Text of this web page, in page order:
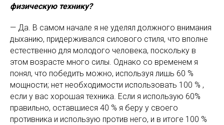
физическую технику?
— Да. В самом начале я не уделял должного внимания
дыханию, придерживался силового стиля, что вполне
естественно для молодого человека, поскольку в
этом возрасте много силы. Однако со временем я
понял, что победить можно, используя лишь 60 %
мощности; нет необходимости использовать 100 % ,
если у вас хорошая техника. Если я использую 60%
правильно, оставшиеся 40 % я беру у своего
противника и использую против него, и в итоге 100 %